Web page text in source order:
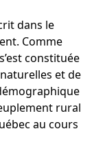
dans le
Comme
constituée
et de
rural
au cours